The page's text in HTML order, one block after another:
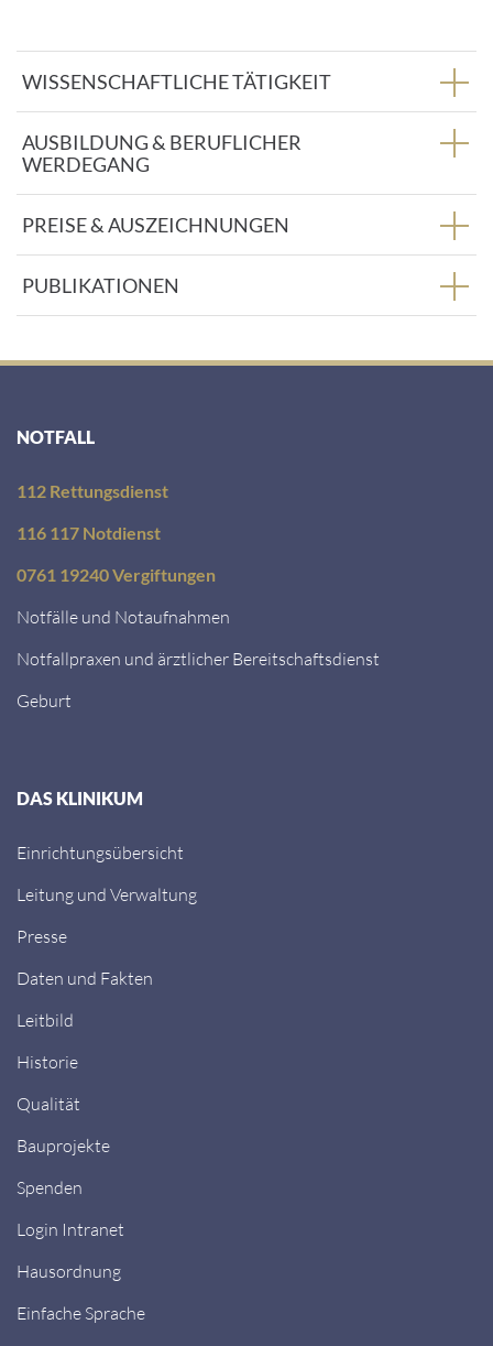
e
:
WISSENSCHAFTLICHE TÄTIGKEIT
AUSBILDUNG & BERUFLICHER
WERDEGANG
PREISE & AUSZEICHNUNGEN
PUBLIKATIONEN
NOTFALL
112 Rettungsdienst
116 117 Notdienst
0761 19240 Vergiftungen
Notfälle und Notaufnahmen
Notfallpraxen und ärztlicher Bereitschaftsdienst
Geburt
DAS KLINIKUM
Einrichtungsübersicht
Leitung und Verwaltung
Presse
Daten und Fakten
Leitbild
Historie
Qualität
Bauprojekte
Spenden
Login Intranet
Hausordnung
Einfache Sprache